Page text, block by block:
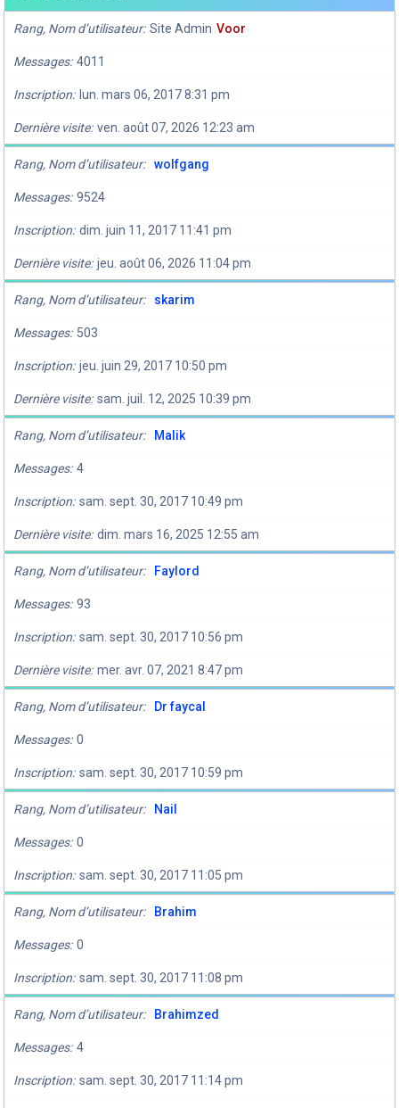
Rang, Nom d’utilisateur Site Admin Voor
Messages 4011
Inscription lun. mars 06, 2017 8:31 pm
Dernière visite ven. août 07, 2026 12:23 am
Rang, Nom d’utilisateur wolfgang
Messages 9524
Inscription dim. juin 11, 2017 11:41 pm
Dernière visite jeu. août 06, 2026 11:04 pm
Rang, Nom d’utilisateur skarim
Messages 503
Inscription jeu. juin 29, 2017 10:50 pm
Dernière visite sam. juil. 12, 2025 10:39 pm
Rang, Nom d’utilisateur Malik
Messages 4
Inscription sam. sept. 30, 2017 10:49 pm
Dernière visite dim. mars 16, 2025 12:55 am
Rang, Nom d’utilisateur Faylord
Messages 93
Inscription sam. sept. 30, 2017 10:56 pm
Dernière visite mer. avr. 07, 2021 8:47 pm
Rang, Nom d’utilisateur Dr faycal
Messages 0
Inscription sam. sept. 30, 2017 10:59 pm
Rang, Nom d’utilisateur Nail
Messages 0
Inscription sam. sept. 30, 2017 11:05 pm
Rang, Nom d’utilisateur Brahim
Messages 0
Inscription sam. sept. 30, 2017 11:08 pm
Rang, Nom d’utilisateur Brahimzed
Messages 4
Inscription sam. sept. 30, 2017 11:14 pm